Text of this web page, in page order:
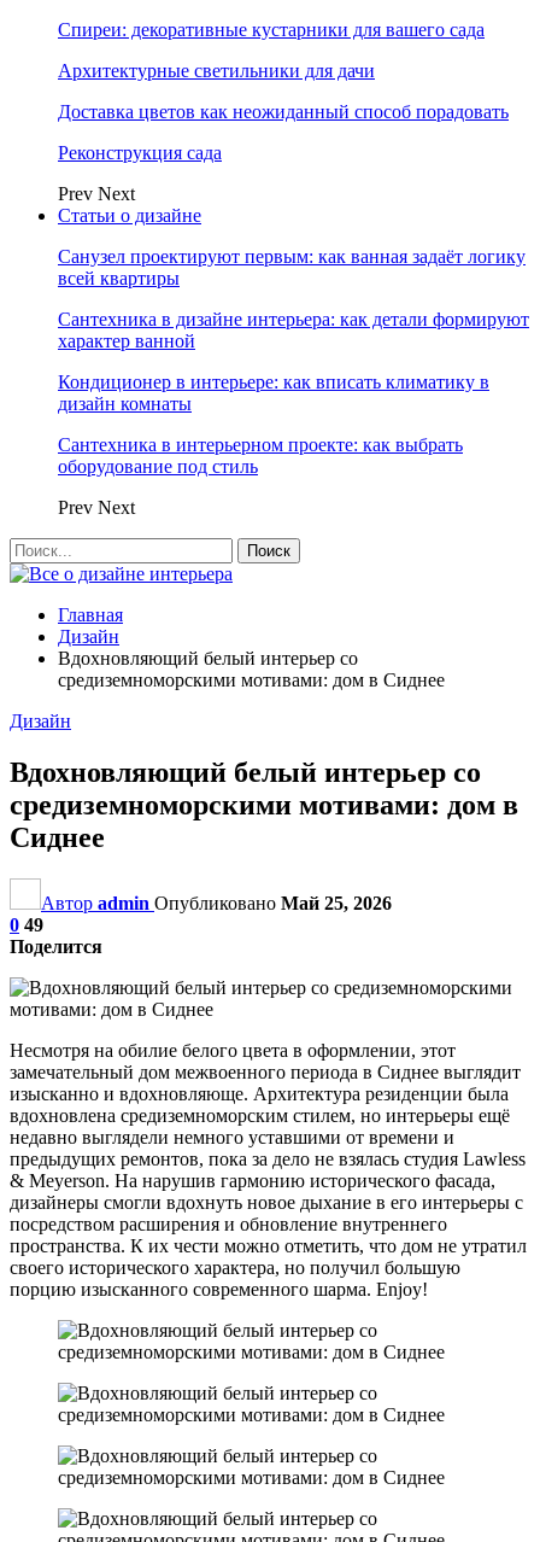
Спиреи: декоративные кустарники для вашего сада
Архитектурные светильники для дачи
Доставка цветов как неожиданный способ порадовать
Реконструкция сада
Prev Next
Статьи о дизайне
Санузел проектируют первым: как ванная задаёт логику
всей квартиры
Сантехника в дизайне интерьера: как детали формируют
характер ванной
Кондиционер в интерьере: как вписать климатику в
дизайн комнаты
Сантехника в интерьерном проекте: как выбрать
оборудование под стиль
Prev Next
Главная
Дизайн
Вдохновляющий белый интерьер со
средиземноморскими мотивами: дом в Сиднее
Дизайн
Вдохновляющий белый интерьер со
средиземноморскими мотивами: дом в
Сиднее
Автор admin Опубликовано Май 25, 2026
0 49
Поделится
Несмотря на обилие белого цвета в оформлении, этот
замечательный дом межвоенного периода в Сиднее выглядит
изысканно и вдохновляюще. Архитектура резиденции была
вдохновлена средиземноморским стилем, но интерьеры ещё
недавно выглядели немного уставшими от времени и
предыдущих ремонтов, пока за дело не взялась студия Lawless
& Meyerson. На нарушив гармонию исторического фасада,
дизайнеры смогли вдохнуть новое дыхание в его интерьеры с
посредством расширения и обновление внутреннего
пространства. К их чести можно отметить, что дом не утратил
своего исторического характера, но получил большую
порцию изысканного современного шарма. Enjoy!